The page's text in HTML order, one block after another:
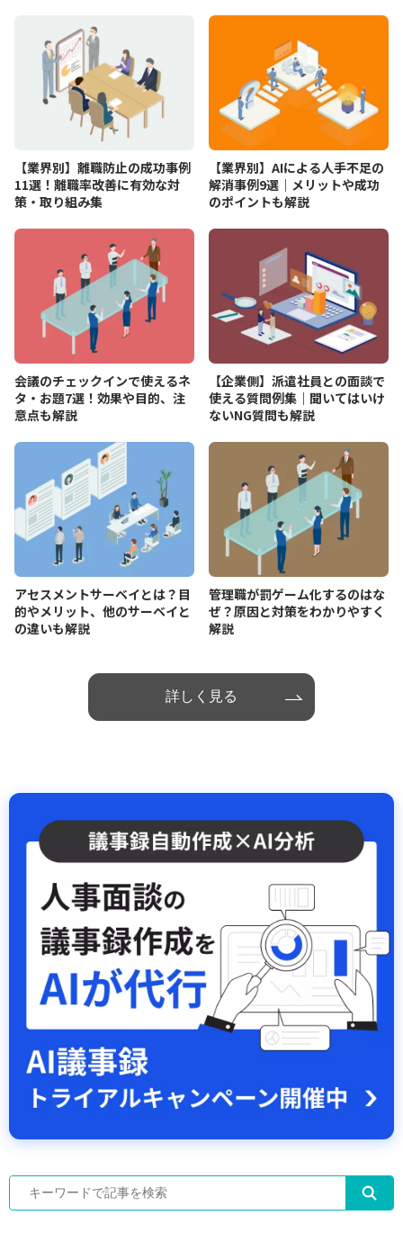
【業界別】離職防止の成功事例
11選！離職率改善に有効な対
策・取り組み集
【業界別】AIによる人手不足の
解消事例9選｜メリットや成功
のポイントも解説
会議のチェックインで使えるネ
タ・お題7選！効果や目的、注
意点も解説
【企業側】派遣社員との面談で
使える質問例集｜聞いてはいけ
ないNG質問も解説
アセスメントサーベイとは？目
的やメリット、他のサーベイと
の違いも解説
管理職が罰ゲーム化するのはな
ぜ？原因と対策をわかりやすく
解説
詳しく見る